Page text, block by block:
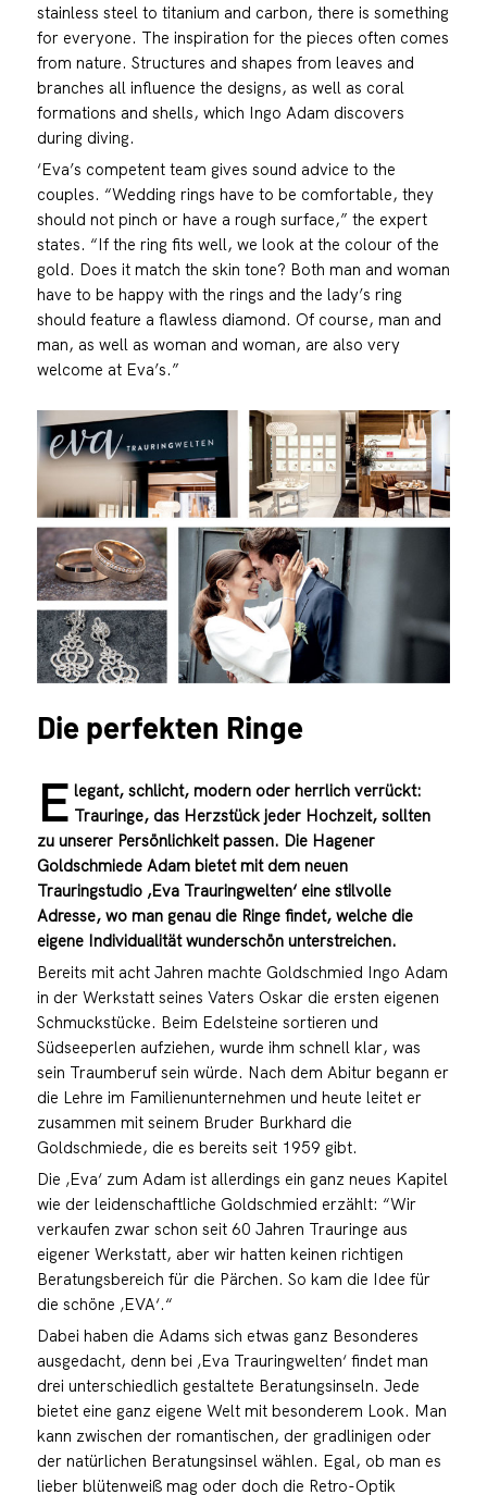
stainless steel to titanium and carbon, there is something
for everyone. The inspiration for the pieces often comes
from nature. Structures and shapes from leaves and
branches all influence the designs, as well as coral
formations and shells, which Ingo Adam discovers
during diving.
‘Eva’s competent team gives sound advice to the
couples. “Wedding rings have to be comfortable, they
should not pinch or have a rough surface,” the expert
states. “If the ring fits well, we look at the colour of the
gold. Does it match the skin tone? Both man and woman
have to be happy with the rings and the lady’s ring
should feature a flawless diamond. Of course, man and
man, as well as woman and woman, are also very
welcome at Eva’s.”
Die perfekten Ringe
E legant, schlicht, modern oder herrlich verrückt:
Trauringe, das Herzstück jeder Hochzeit, sollten
zu unserer Persönlichkeit passen. Die Hagener
Goldschmiede Adam bietet mit dem neuen
Trauringstudio ‚Eva Trauringwelten‘ eine stilvolle
Adresse, wo man genau die Ringe findet, welche die
eigene Individualität wunderschön unterstreichen.
Bereits mit acht Jahren machte Goldschmied Ingo Adam
in der Werkstatt seines Vaters Oskar die ersten eigenen
Schmuckstücke. Beim Edelsteine sortieren und
Südseeperlen aufziehen, wurde ihm schnell klar, was
sein Traumberuf sein würde. Nach dem Abitur begann er
die Lehre im Familienunternehmen und heute leitet er
zusammen mit seinem Bruder Burkhard die
Goldschmiede, die es bereits seit 1959 gibt.
Die ‚Eva‘ zum Adam ist allerdings ein ganz neues Kapitel
wie der leidenschaftliche Goldschmied erzählt: “Wir
verkaufen zwar schon seit 60 Jahren Trauringe aus
eigener Werkstatt, aber wir hatten keinen richtigen
Beratungsbereich für die Pärchen. So kam die Idee für
die schöne ‚EVA‘.“
Dabei haben die Adams sich etwas ganz Besonderes
ausgedacht, denn bei ‚Eva Trauringwelten‘ findet man
drei unterschiedlich gestaltete Beratungsinseln. Jede
bietet eine ganz eigene Welt mit besonderem Look. Man
kann zwischen der romantischen, der gradlinigen oder
der natürlichen Beratungsinsel wählen. Egal, ob man es
lieber blütenweiß mag oder doch die Retro-Optik